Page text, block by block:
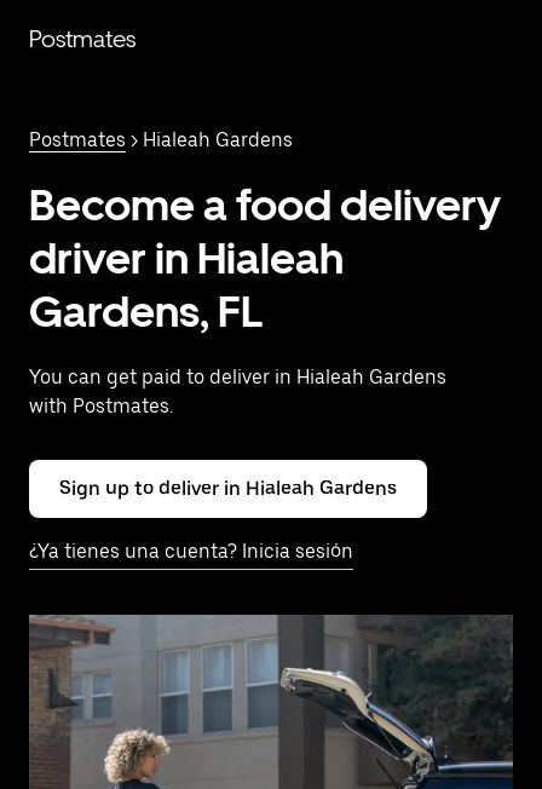
contenido
Postmates
Postmates > Hialeah Gardens
Become a food delivery
driver in Hialeah
Gardens, FL
You can get paid to deliver in Hialeah Gardens
with Postmates.
Sign up to deliver in Hialeah Gardens
¿Ya tienes una cuenta? Inicia sesión